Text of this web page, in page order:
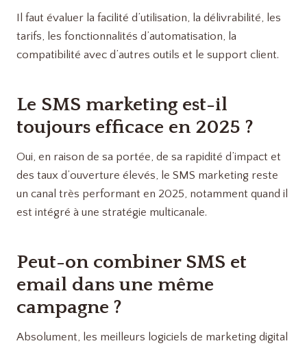
Il faut évaluer la facilité d’utilisation, la délivrabilité, les
tarifs, les fonctionnalités d’automatisation, la
compatibilité avec d’autres outils et le support client.
Le SMS marketing est-il
toujours efficace en 2025 ?
Oui, en raison de sa portée, de sa rapidité d’impact et
des taux d’ouverture élevés, le SMS marketing reste
un canal très performant en 2025, notamment quand il
est intégré à une stratégie multicanale.
Peut-on combiner SMS et
email dans une même
campagne ?
Absolument, les meilleurs logiciels de marketing digital